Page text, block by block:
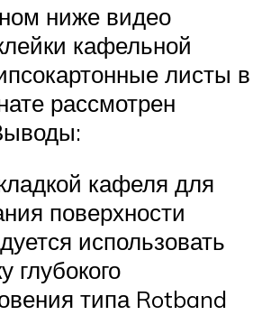
ниже видео
кафельной
листы в
рассмотрен
кафеля для
поверхности
использовать
глубокого
типа Rotband